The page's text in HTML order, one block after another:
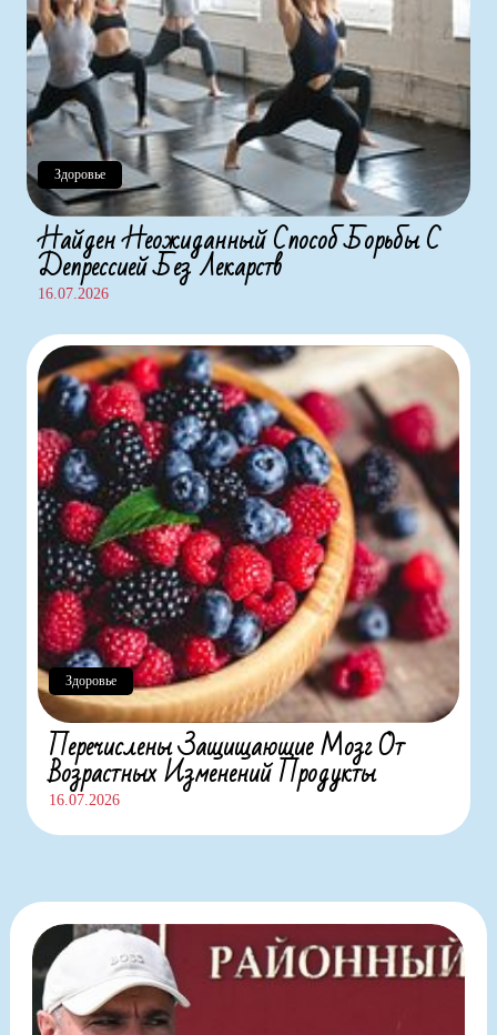
Здоровье
Найден Неожиданный Способ Борьбы С
Депрессией Без Лекарств
16.07.2026
Перечислены Защищающие Мозг От
Возрастных Изменений Продукты
16.07.2026
Здоровье